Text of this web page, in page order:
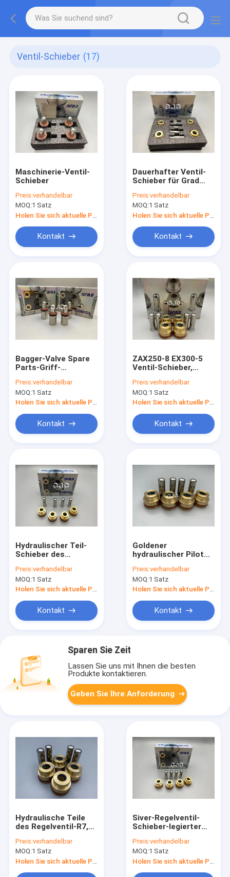
Ventil-Schieber (17)
Maschinerie-Ventil-
Schieber
Preis:verhandelbar
MOQ:1 Satz
Kontakt
Dauerhafter Ventil-
Schieber für Grad
Levers -5-180
Preis:verhandelbar
MOQ:1 Satz
Kontakt
Bagger-Valve Spare
Parts-Griff-
Schieber für EX160-1
EX200-1
Preis:verhandelbar
MOQ:1 Satz
Kontakt
ZAX250-8 EX300-5
Ventil-Schieber,
des Regelventil-R-7
Preis:verhandelbar
MOQ:1 Satz
Kontakt
Hydraulischer Teil-
Schieber des
Stahlbagger-Spare
Parts For-Griff
Preis:verhandelbar
MOQ:1 Satz
Holen Sie sich aktuelle Preis
Kontakt
Goldener
hydraulischer Pilot
Bagger Control Valve
E110B E120B
Preis:verhandelbar
MOQ:1 Satz
Holen Sie sich aktuelle Preis
Kontakt
Sparen Sie Zeit
Lassen Sie uns mit Ihnen die besten
Produkte kontaktieren.
Geben Sie Ihre Anforderung
Hydraulische Teile
des Regelventil-R7,
des Ventil-UH04-5
Preis:verhandelbar
MOQ:1 Satz
Siver-Regelventil-
Schieber-legierter
Bagger
Preis:verhandelbar
MOQ:1 Satz